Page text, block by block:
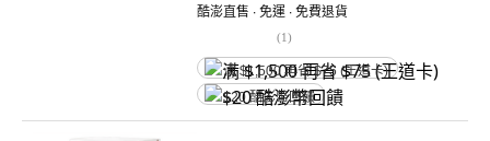
酷澎直售 ∙ 免運 ∙ 免費退貨
(1)
满 $1,500 再省 $75 (王道卡)
$20 酷澎幣回饋